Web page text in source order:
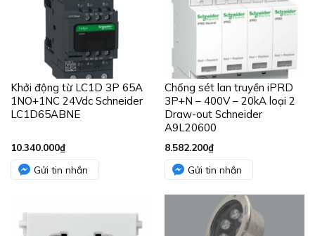
Khởi động từ LC1D 3P 65A
1NO+1NC 24Vdc Schneider
LC1D65ABNE
10.340.000₫
Gửi tin nhắn
Chống sét lan truyền iPRD
3P+N – 400V – 20kA loại 2
Draw-out Schneider
A9L20600
8.582.200₫
Gửi tin nhắn